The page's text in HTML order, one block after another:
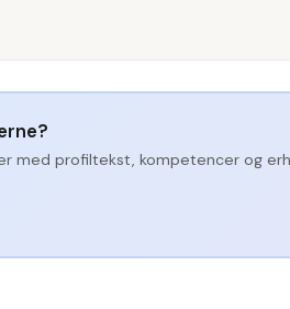
med profiltekst, kompetencer og